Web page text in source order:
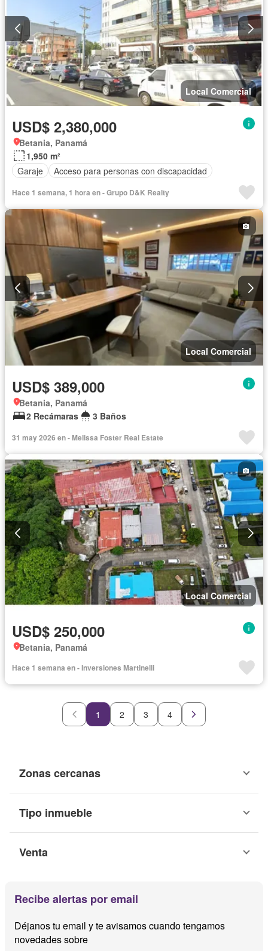
Local Comercial
USD$ 2,380,000
Betania, Panamá
1,950 m²
Garaje
Acceso para personas con discapacidad
Hace 1 semana, 1 hora en - Grupo D&K Realty
Local Comercial
USD$ 389,000
Betania, Panamá
2 Recámaras
3 Baños
31 may 2026 en - Melissa Foster Real Estate
Local Comercial
USD$ 250,000
Betania, Panamá
Hace 1 semana en - Inversiones Martinelli
1 2 3 4
Zonas cercanas
Tipo inmueble
Venta
Recibe alertas por email
Déjanos tu email y te avisamos cuando tengamos
novedades sobre